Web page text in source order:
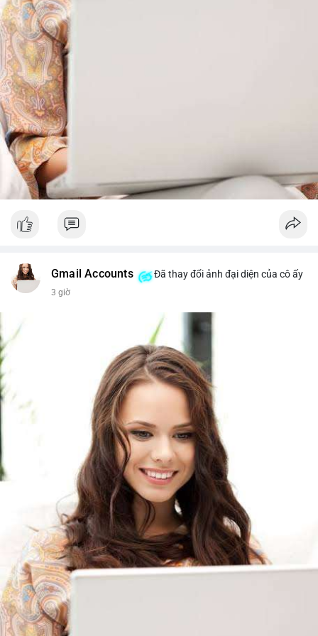
từ dòng vốn ETF (tuần tốt nhất kể từ tháng 4 với 1 tỷ USD)
trước khi gia tăng vị thế.
Xem chi tiết các bài viết đầy đủ tại dòng thời gian của Vlike.vn!
#whalealertbtc
#brazilcryptoregulation
Gmail Accounts Đã thay đổi ảnh đại diện của cô ấy
3 giờ